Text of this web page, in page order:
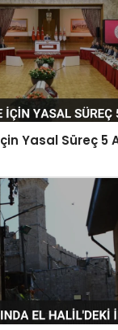
Yasal Süreç 5